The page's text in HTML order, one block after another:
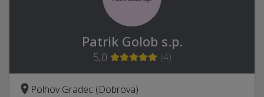
Patrik Golob s.p.
5,0 (4)
Polhov Gradec (Dobrova)